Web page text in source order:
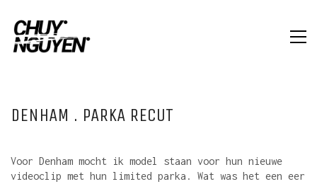
DENHAM . PARKA RECUT
Voor Denham mocht ik model staan voor hun nieuwe
videoclip met hun limited parka. Wat was het een eer